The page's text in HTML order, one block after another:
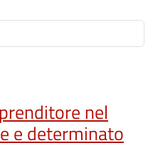
nel
e determinato